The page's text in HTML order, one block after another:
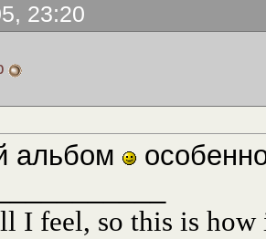
23:20
альбом
I feel, so this is